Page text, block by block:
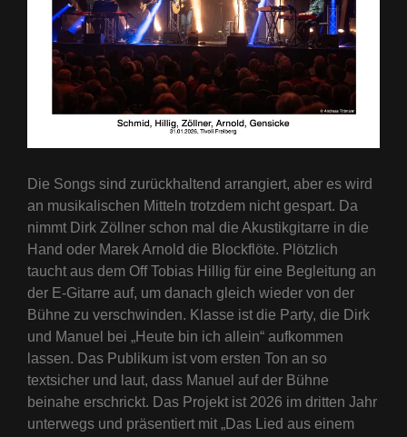
Die Songs sind zurückhaltend arrangiert, aber es wird
an musikalischen Mitteln trotzdem nicht gespart. Da
nimmt Dirk Zöllner schon mal die Akustikgitarre in die
Hand oder Marek Arnold die Blockflöte. Plötzlich
taucht aus dem Off Tobias Hillig für eine Begleitung an
der E-Gitarre auf, um danach gleich wieder von der
Bühne zu verschwinden. Klasse ist die Party, die Dirk
und Manuel bei „Heute bin ich allein“ aufkommen
lassen. Das Publikum ist vom ersten Ton an so
textsicher und laut, dass Manuel auf der Bühne
beinahe erschrickt. Das Projekt ist 2026 im dritten Jahr
unterwegs und präsentiert mit „Das Lied aus einem